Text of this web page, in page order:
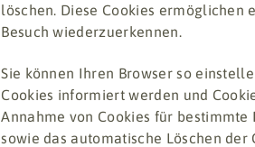
löschen. Diese Cookies ermöglichen
Besuch wiederzuerkennen.
Sie können Ihren Browser so
Cookies informiert werden und
Annahme von Cookies für
sowie das automatische Löschen der